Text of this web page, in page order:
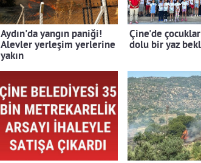
Aydın'da yangın paniği!
Alevler yerleşim yerlerine
yakın
Çine'de
dolu bir yaz